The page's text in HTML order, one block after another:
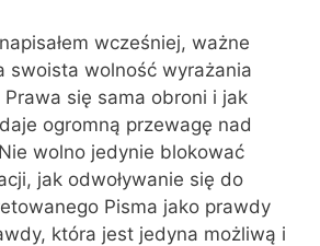
wcześniej, ważne
swoista wolność wyrażania
Prawa się sama obroni i jak
ogromną przewagę nad
wolno jedynie blokować
jak odwoływanie się do
Pisma jako prawdy
która jest jedyna możliwą i